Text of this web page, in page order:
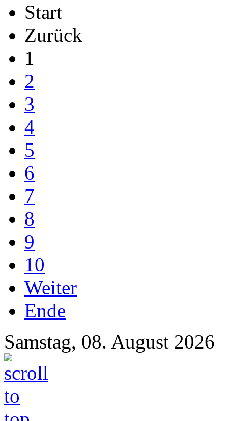
Start
Zurück
1
2
3
4
5
6
7
8
9
10
Weiter
Ende
Samstag, 08. August 2026